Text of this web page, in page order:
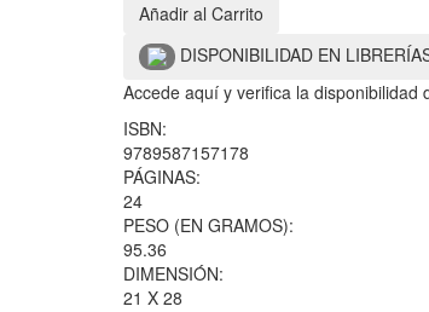
Añadir al Carrito
DISPONIBILIDAD EN
Accede aquí y verifica la
ISBN:
9789587157178
PÁGINAS:
24
PESO (EN GRAMOS):
95.36
DIMENSIÓN:
21 X 28